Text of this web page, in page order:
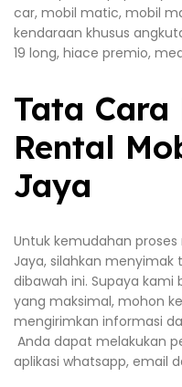
car, mobil matic, mobil
kendaraan khusus
19 long, hiace premio,
Tata Cara
Rental
Jaya
Untuk kemudahan proses
Jaya, silahkan
dibawah ini. Supaya
yang maksimal, mohon
mengirimkan informasi
Anda dapat melakukan
aplikasi whatsapp, email